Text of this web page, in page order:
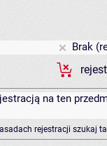
Brak
na ten
rejestracji szukaj